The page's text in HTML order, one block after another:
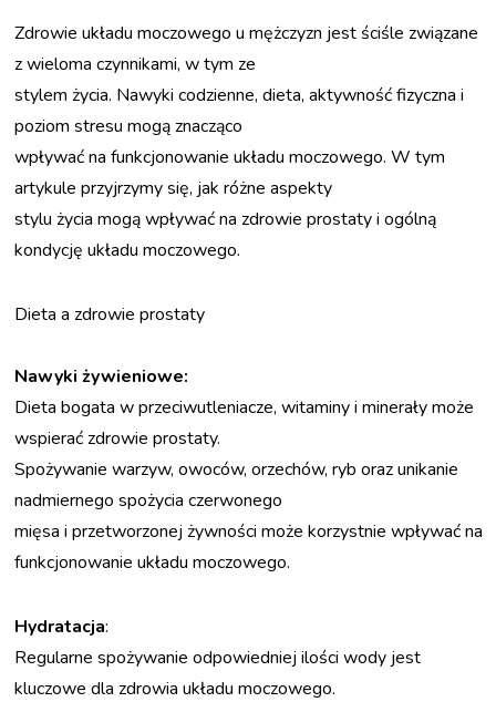
Fizjoterapeuci
Inni specjaliści
OFERTA
Konsultacje lekarskie
Fizjoterapia
uroginekologiczna dla
kobiet
mężczyzn
PROGRAMY
Programy i rabaty
Program dla mężczyzn
do operacji
Program
mężczyzn po
prostatektomii
Program dla kobiet z
endometriozą
Program dla
przyszłych mam
Zdrowie układu moczowego u mężczyzn jest ściśle związane
z wieloma czynnikami, w tym ze
stylem życia. Nawyki codzienne, dieta, aktywność fizyczna i
poziom stresu mogą znacząco
wpływać na funkcjonowanie układu moczowego. W tym
artykule przyjrzymy się, jak różne aspekty
stylu życia mogą wpływać na zdrowie prostaty i ogólną
kondycję układu moczowego.
Dieta a zdrowie prostaty
Nawyki żywieniowe:
Dieta bogata w przeciwutleniacze, witaminy i minerały może
wspierać zdrowie prostaty.
Spożywanie warzyw, owoców, orzechów, ryb oraz unikanie
nadmiernego spożycia czerwonego
mięsa i przetworzonej żywności może korzystnie wpływać na
funkcjonowanie układu moczowego.
Hydratacja:
Regularne spożywanie odpowiedniej ilości wody jest
kluczowe dla zdrowia układu moczowego.